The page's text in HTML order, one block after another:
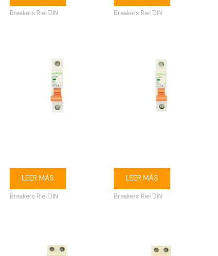
Breakers Riel DIN Breakers Riel DIN
LEER MÁS
Breakers Riel DIN
LEER MÁS
Breakers Riel DIN